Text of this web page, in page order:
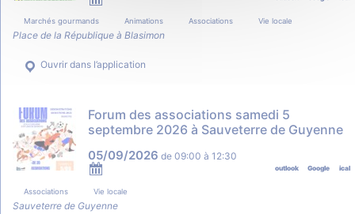
Marchés gourmands Animations Associations Vie locale
Place de la République à Blasimon
Ouvrir dans l’application
Forum des associations samedi 5
septembre 2026 à Sauveterre de Guyenne
05/09/2026 de 09:00 à 12:30
ical
Google
outlook
Associations Vie locale
Sauveterre de Guyenne